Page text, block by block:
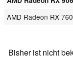
AMD Radeon RX
Bisher ist nicht